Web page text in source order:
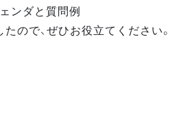
ンダと質問例
ので、ぜひお役立てください。